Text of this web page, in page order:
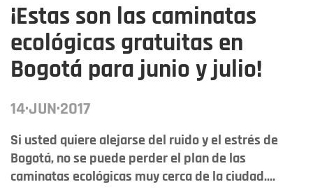
¡Estas son las caminatas
ecológicas gratuitas en
Bogotá para junio y julio!
14·JUN·2017
Si usted quiere alejarse del ruido y el estrés de
Bogotá, no se puede perder el plan de las
caminatas ecológicas muy cerca de la ciudad....